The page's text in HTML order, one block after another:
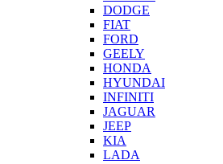
DODGE
FIAT
FORD
GEELY
HONDA
HYUNDAI
INFINITI
JAGUAR
JEEP
KIA
LADA